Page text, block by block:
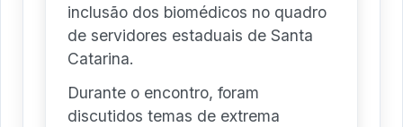
inclusão dos biomédicos no quadro
de servidores estaduais de Santa
Catarina.
Durante o encontro, foram
discutidos temas de extrema